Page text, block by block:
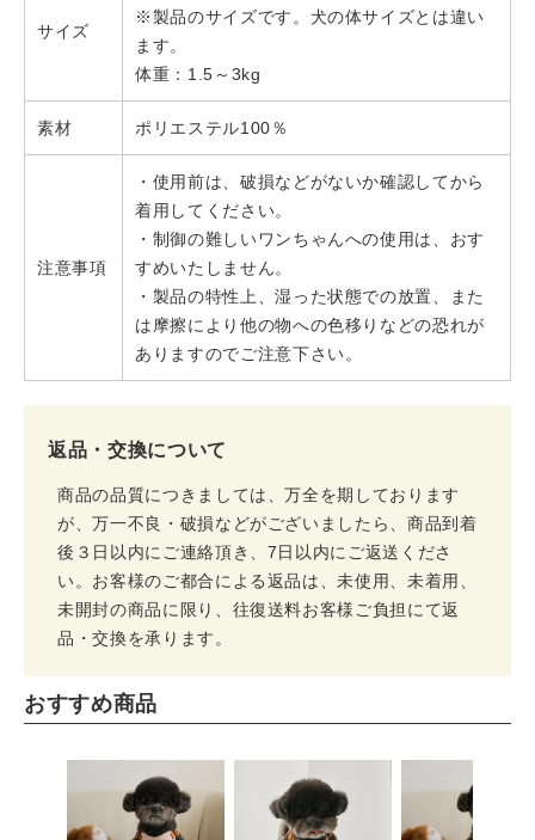
サイズ
※製品のサイズです。犬の体サイズとは違い
ます。
体重：1.5～3kg
素材 ポリエステル100％
注意事項
・使用前は、破損などがないか確認してから
着用してください。
・制御の難しいワンちゃんへの使用は、おす
すめいたしません。
・製品の特性上、湿った状態での放置、また
は摩擦により他の物への色移りなどの恐れが
ありますのでご注意下さい。
返品・交換について
商品の品質につきましては、万全を期しております
が、万一不良・破損などがございましたら、商品到着
後３日以内にご連絡頂き、7日以内にご返送くださ
い。お客様のご都合による返品は、未使用、未着用、
未開封の商品に限り、往復送料お客様ご負担にて返
品・交換を承ります。
おすすめ商品